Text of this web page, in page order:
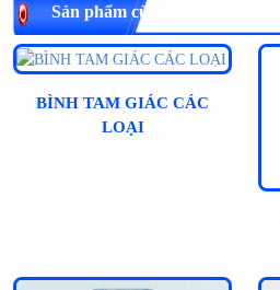
Sản phẩm cùng loại
BÌNH TAM GIÁC CÁC
LOẠI